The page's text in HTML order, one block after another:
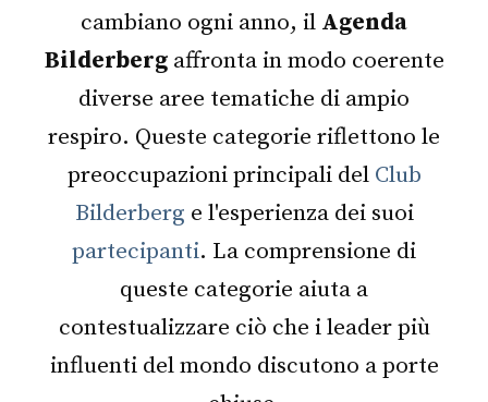
cambiano ogni anno, il Agenda
Bilderbergaffronta in modo coerente
diverse aree tematiche di ampio
respiro. Queste categorie riflettono le
preoccupazioni principali del Club
Bilderberg e l'esperienza dei suoi
partecipanti. La comprensione di
queste categorie aiuta a
contestualizzare ciò che i leader più
influenti del mondo discutono a porte